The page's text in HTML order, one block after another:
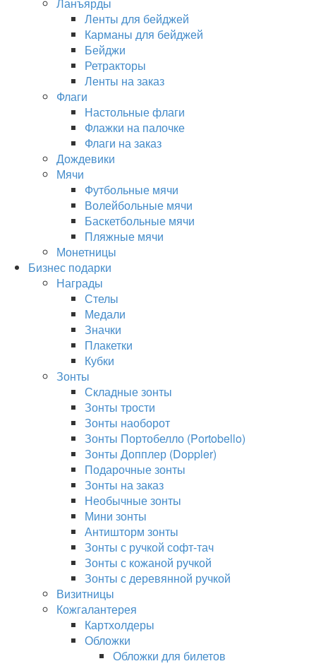
Ленты для бейджей
Карманы для бейджей
Бейджи
Ретракторы
Ленты на заказ
Флаги
Настольные флаги
Флажки на палочке
Флаги на заказ
Дождевики
Мячи
Футбольные мячи
Волейбольные мячи
Баскетбольные мячи
Пляжные мячи
Монетницы
Бизнес подарки
Награды
Стелы
Медали
Значки
Плакетки
Кубки
Зонты
Складные зонты
Зонты трости
Зонты наоборот
Зонты Портобелло (Portobello)
Зонты Допплер (Doppler)
Подарочные зонты
Зонты на заказ
Необычные зонты
Мини зонты
Антишторм зонты
Зонты с ручкой софт-тач
Зонты с кожаной ручкой
Зонты с деревянной ручкой
Визитницы
Кожгалантерея
Картхолдеры
Обложки
Обложки для билетов